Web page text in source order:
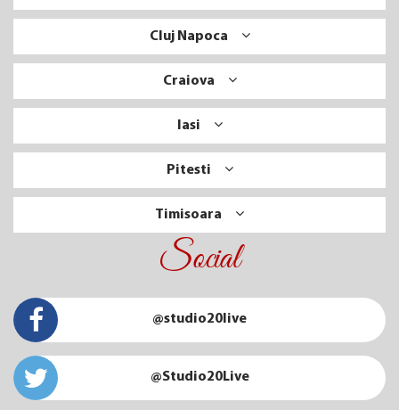
Cluj Napoca
Craiova
Iasi
Pitesti
Timisoara
Social
@studio20live
@Studio20Live